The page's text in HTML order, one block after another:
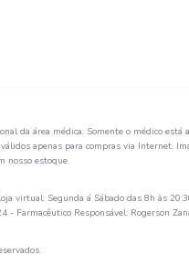
da área médica. Somente o médico
apenas para compras via Internet.
nosso estoque.
virtual: Segunda á Sábado das 8h às
Farmacêutico Responsável: Rogerson